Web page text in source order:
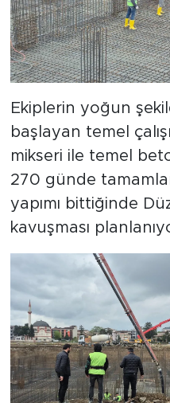
Ekiplerin yoğun
başlayan temel
mikseri ile temel
270 günde
yapımı bittiğinde
kavuşması